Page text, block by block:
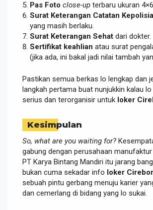
Pas Foto close-up terbaru ukuran
Surat Keterangan Catatan
yang masih berlaku.
Surat Keterangan Sehat dari dokter.
Sertifikat keahlian atau surat
(jika ada, ini bakal jadi nilai tambah
Pastikan semua berkas lo lengkap dan
langkah pertama buat nunjukkin kalau
serius dan terorganisir untuk loker
Kesimpulan
So, what are you waiting for?
gabung dengan perusahaan
PT Karya Bintang Mandiri itu jarang
bukan cuma sekadar info loker
sebuah pintu gerbang menuju karier
dan cemerlang di bidang yang lo sukai.